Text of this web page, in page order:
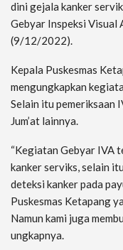
dini gejala kanker
Gebyar Inspeksi Visual
(9/12/2022).
Kepala Puskesmas
mengungkapkan
Selain itu pemeriksaan
Jum’at lainnya.
“Kegiatan Gebyar IVA
kanker serviks, selain
deteksi kanker pada
Puskesmas Ketapang
Namun kami juga
ungkapnya.